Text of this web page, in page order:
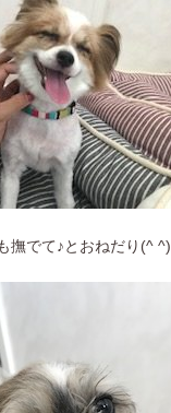
撫でて♪とおねだり(^ ^)